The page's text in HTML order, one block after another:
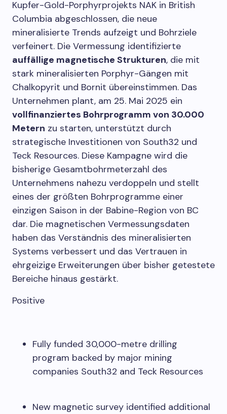
Kupfer-Gold-Porphyrprojekts NAK in British
Columbia abgeschlossen, die neue
mineralisierte Trends aufzeigt und Bohrziele
verfeinert. Die Vermessung identifizierte
auffällige magnetische Strukturen, die mit
stark mineralisierten Porphyr-Gängen mit
Chalkopyrit und Bornit übereinstimmen. Das
Unternehmen plant, am 25. Mai 2025 ein
vollfinanziertes Bohrprogramm von 30.000
Metern zu starten, unterstützt durch
strategische Investitionen von South32 und
Teck Resources. Diese Kampagne wird die
bisherige Gesamtbohrmeterzahl des
Unternehmens nahezu verdoppeln und stellt
eines der größten Bohrprogramme einer
einzigen Saison in der Babine-Region von BC
dar. Die magnetischen Vermessungsdaten
haben das Verständnis des mineralisierten
Systems verbessert und das Vertrauen in
ehrgeizige Erweiterungen über bisher getestete
Bereiche hinaus gestärkt.
Positive
Fully funded 30,000-metre drilling
program backed by major mining
companies South32 and Teck Resources
New magnetic survey identified additional